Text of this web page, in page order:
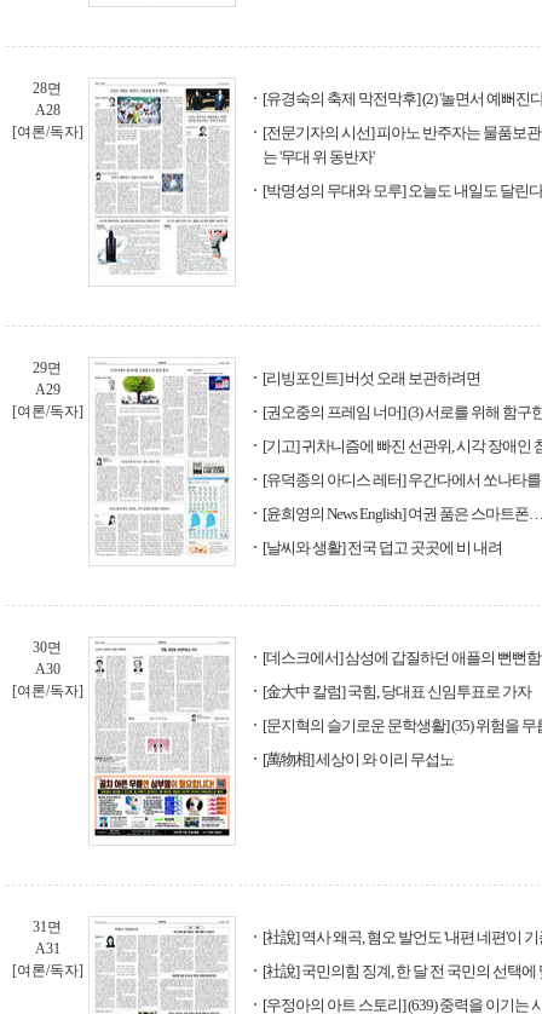
28면
A28
[여론/독자]
[유경숙의 축제 막전막후] (2) '놀면서 예뻐진
[전문기자의 시선] 피아노 반주자는 물품보
는 '무대 위 동반자'
[박명성의 무대와 모루] 오늘도 내일도 달린
29면
A29
[여론/독자]
[리빙포인트] 버섯 오래 보관하려면
[권오중의 프레임 너머] (3) 서로를 위해 함구
[기고] 귀차니즘에 빠진 선관위, 시각 장애인
[유덕종의 아디스 레터] 우간다에서 쏘나타를
[윤희영의 News English] 여권 품은 스마트
[날씨와 생활] 전국 덥고 곳곳에 비 내려
30면
A30
[여론/독자]
[데스크에서] 삼성에 갑질하던 애플의 뻔뻔함
[金大中 칼럼] 국힘, 당대표 신임투표로 가자
[문지혁의 슬기로운 문학생활] (35) 위험을
[萬物相] 세상이 와 이리 무섭노
31면
A31
[여론/독자]
[社說] 역사 왜곡, 혐오 발언도 '내편 네편'이
[社說] 국민의힘 징계, 한 달 전 국민의 선택에
[우정아의 아트 스토리] (639) 중력을 이기는